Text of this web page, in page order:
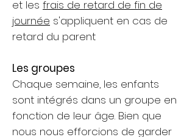
et les frais de retard de fin de
journée s'appliquent en cas de
retard du parent
Les groupes
Chaque semaine, les enfants
sont intégrés dans un groupe en
fonction de leur âge. Bien que
nous nous efforcions de garder